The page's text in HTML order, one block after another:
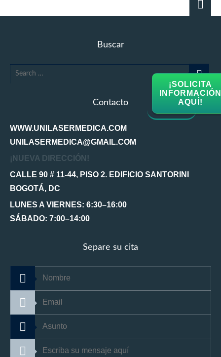
Buscar
Contacto
WWW.UNILASERMEDICA.COM
UNILASERMEDICA@GMAIL.COM
¡NUEVA DIRECCIÓN!
CALLE 90 # 11-44, PISO 2. EDIFICIO SANTORINI
BOGOTÁ, DC
LUNES A VIERNES: 6:30–16:00
SÁBADO: 7:00–14:00
Separe su cita
¡SOLICITA
INFORMACIÓN
AQUÍ!